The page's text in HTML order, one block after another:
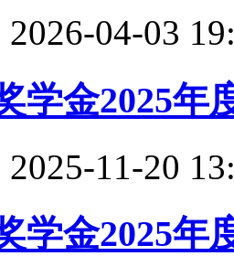
04-03
学金2025年
11-20
学金2025年